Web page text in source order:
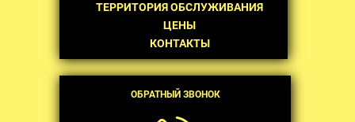
ТЕРРИТОРИЯ ОБСЛУЖИВАНИЯ
ЦЕНЫ
КОНТАКТЫ
ОБРАТНЫЙ ЗВОНОК